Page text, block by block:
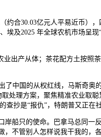
合30.03亿元人平易近币）
及2025 年全球农机市场呈
产从体；茶花配方土按照
国的从权红线，马斯奇奥
处理方案，聚焦精准农业取
抄是“报仇”，特朗普又正在社
只的使命。巴拿马总同一
不管别人怎样说我干我的